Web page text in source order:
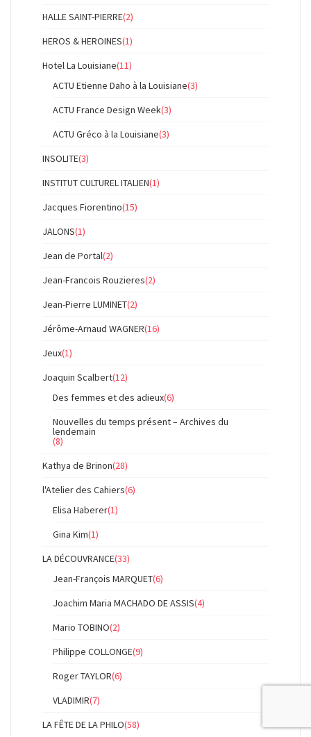
HALLE SAINT-PIERRE(2)
HEROS & HEROINES(1)
Hotel La Louisiane(11)
ACTU Etienne Daho à la Louisiane(3)
ACTU France Design Week(3)
ACTU Gréco à la Louisiane(3)
INSOLITE(3)
INSTITUT CULTUREL ITALIEN(1)
Jacques Fiorentino(15)
JALONS(1)
Jean de Portal(2)
Jean-Francois Rouzieres(2)
Jean-Pierre LUMINET(2)
Jérôme-Arnaud WAGNER(16)
Jeux(1)
Joaquin Scalbert(12)
Des femmes et des adieux(6)
Nouvelles du temps présent – Archives du
lendemain
(8)
Kathya de Brinon(28)
l'Atelier des Cahiers(6)
Elisa Haberer(1)
Gina Kim(1)
LA DÉCOUVRANCE(33)
Jean-François MARQUET(6)
Joachim Maria MACHADO DE ASSIS(4)
Mario TOBINO(2)
Philippe COLLONGE(9)
Roger TAYLOR(6)
VLADIMIR(7)
LA FÊTE DE LA PHILO(58)